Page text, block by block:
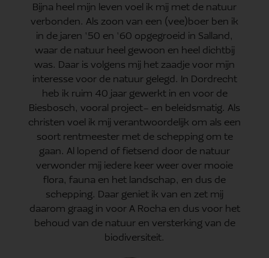
Bijna heel mijn leven voel ik mij met de natuur
verbonden. Als zoon van een (vee)boer ben ik
in de jaren ’50 en ’60 opgegroeid in Salland,
waar de natuur heel gewoon en heel dichtbij
was. Daar is volgens mij het zaadje voor mijn
interesse voor de natuur gelegd. In Dordrecht
heb ik ruim 40 jaar gewerkt in en voor de
Biesbosch, vooral project- en beleidsmatig. Als
christen voel ik mij verantwoordelijk om als een
soort rentmeester met de schepping om te
gaan. Al lopend of fietsend door de natuur
verwonder mij iedere keer weer over mooie
flora, fauna en het landschap, en dus de
schepping. Daar geniet ik van en zet mij
daarom graag in voor A Rocha en dus voor het
behoud van de natuur en versterking van de
biodiversiteit.